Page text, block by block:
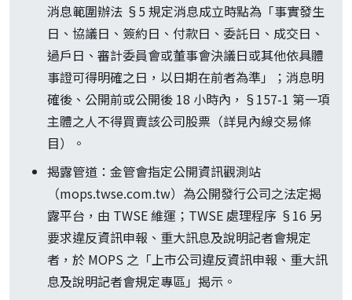
消息範圍辦法 §5 規定消息成立時點為「事實發生
日、協議日、簽約日、付款日、委託日、成交日、
過戶日、審計委員會或董事會決議日或其他依具體
事證可得明確之日，以日期在前者為準」；消息明
確後、公開前或公開後 18 小時內，§157-1 第一項
主體之人不得買賣該公司股票（詳見內線交易條
目）。
揭露管道：金管會指定公開資訊觀測站
（mops.twse.com.tw）為公開發行公司之法定揭
露平台，由 TWSE 維運；TWSE 處理程序 §16 另
要求違反資訊申報、重大訊息及說明記者會規定
者，於 MOPS 之「上市公司違反資訊申報、重大訊
息及說明記者會規定專區」揭示。